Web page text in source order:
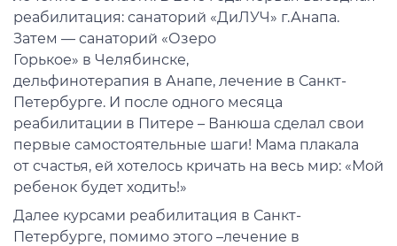
реабилитация: санаторий «ДиЛУЧ» г.Анапа.
Затем — санаторий «Озеро
Горькое» в Челябинске,
дельфинотерапия в Анапе, лечение в Санкт-
Петербурге. И после одного месяца
реабилитации в Питере – Ванюша сделал свои
первые самостоятельные шаги! Мама плакала
от счастья, ей хотелось кричать на весь мир: «Мой
ребенок будет ходить!»
Далее курсами реабилитация в Санкт-
Петербурге, помимо этого –лечение в